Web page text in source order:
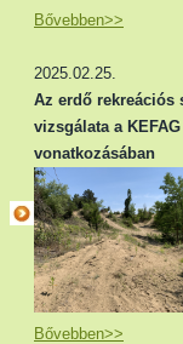
Bővebben>>
2025.02.25.
Az erdő rekreációs
vizsgálata a
vonatkozásában
Bővebben>>